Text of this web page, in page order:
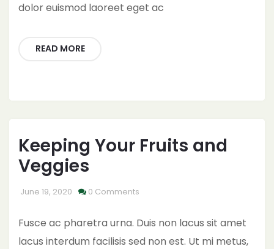
dolor euismod laoreet eget ac
READ MORE
Keeping Your Fruits and
Veggies
June 19, 2020 0 Comments
Fusce ac pharetra urna. Duis non lacus sit amet
lacus interdum facilisis sed non est. Ut mi metus,